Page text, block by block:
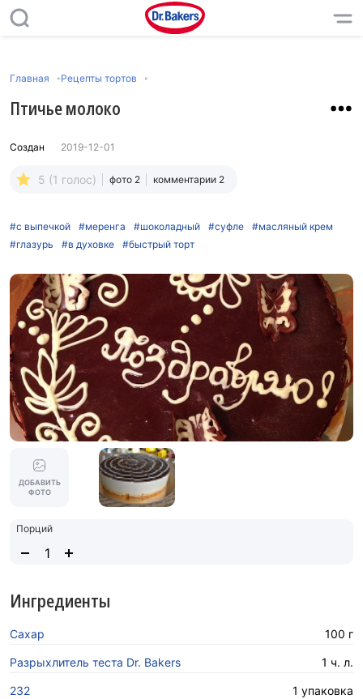
Главная Рецепты тортов
Птичье молоко
Создан 2019-12-01
5 (1 голос) фото 2 комментарии 2
#с выпечкой #меренга #шоколадный #суфле
#масляный крем
#глазурь
#в духовке #быстрый торт
ДОБАВИТЬ
ФОТО
Порций
Ингредиенты
Сахар 100 г
Разрыхлитель теста Dr. Bakers 1 ч. л.
232 1 упаковка